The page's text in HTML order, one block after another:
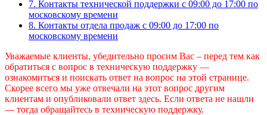
7. Контакты технической поддержки c 09:00 до 17:00 по
московскому времени
8. Контакты отдела продаж c 09:00 до 17:00 по
московскому времени
Уважаемые клиенты, убедительно просим Вас – перед тем как
обратиться с вопрос в техническую поддержку —
ознакомиться и поискать ответ на вопрос на этой странице.
Скорее всего мы уже отвечали на этот вопрос другим
клиентам и опубликовали ответ здесь. Если ответа не нашли
— тогда обращайтесь в техническую поддержку.